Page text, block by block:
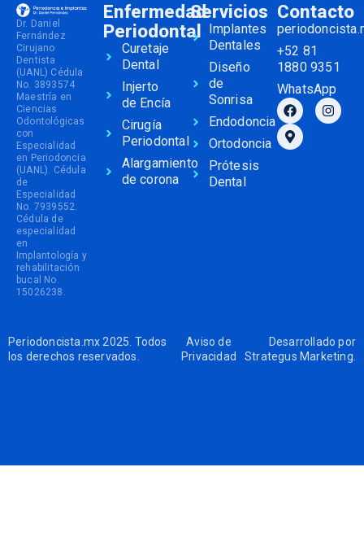
Dr. Daniel
Fernández
Cirujano
Dentista
(UANL) Cédula
No. 3893574
Maestría en
Ciencias
Odontológicas
con
Especialidad
en Periodoncia
(UANL). Cédula
de
Especialidad
No. 7939552.
Cédula de
especialidad
en
Implantología y
rehabilitación
bucal No.
15026238.
Enfermedad
Periodontal
Curetaje
Dental
Injerto
de Encía
Cirugía
Periodontal
Alargamiento
de corona
Servicios
Implantes
Dentales
Diseño
de
Sonrisa
Endodoncia
Ortodoncia
Prótesis
Dental
Contacto
+52 81
1880 9351
WhatsApp
Periodoncista.mx 2025. Todos
los derechos reservados.
Aviso de
Privacidad
Desarrollado por
Strategus Marketing.